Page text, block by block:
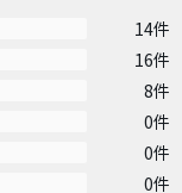
14件
16件
8件
0件
0件
0件